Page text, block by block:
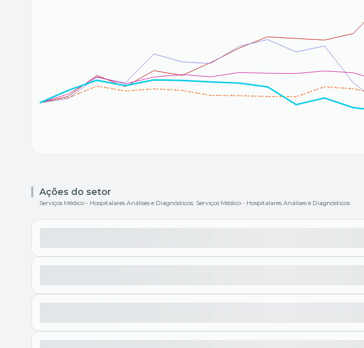
Ações do setor
Serviços Médico - Hospitalares Análises e Diagnósticos: Serviços Médico - Hospitalares Análises e Diagnósticos